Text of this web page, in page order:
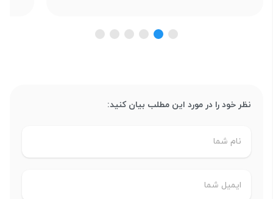
نظر خود را در مورد این مطلب بیان کنید: